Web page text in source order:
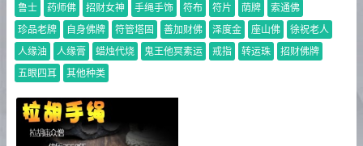
鲁士
药师佛 招财女神 手绳手饰 符布 符片 荫牌
索通佛
珍品老牌
自身佛牌 符管塔固 善加财佛 泽度金 座山佛
徐祝老人
人缘油
人缘膏 蜡烛代烧 鬼王他冥素运 戒指 转运珠
招财佛牌
五眼四耳
其他种类